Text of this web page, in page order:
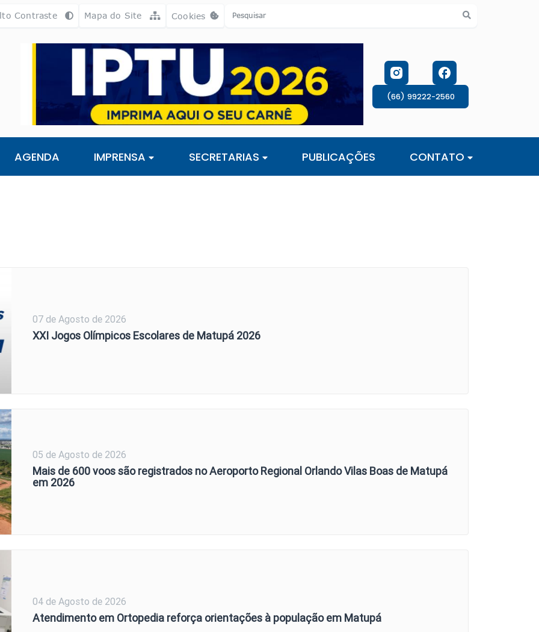
[alt+3] Ir para o rodapé [alt+4]
Contraste Mapa do Site Cookies
Abrir preferências de cookies
(66) 99222-2560
AGENDA IMPRENSA SECRETARIAS PUBLICAÇÕES CONTATO
07 de Agosto de 2026
XXI Jogos Olímpicos Escolares de Matupá 2026
05 de Agosto de 2026
Mais de 600 voos são registrados no Aeroporto Regional Orlando Vilas Boas de Matupá
em 2026
04 de Agosto de 2026
Atendimento em Ortopedia reforça orientações à população em Matupá